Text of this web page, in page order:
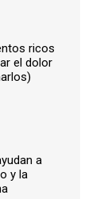
ricos
el dolor
a
y la